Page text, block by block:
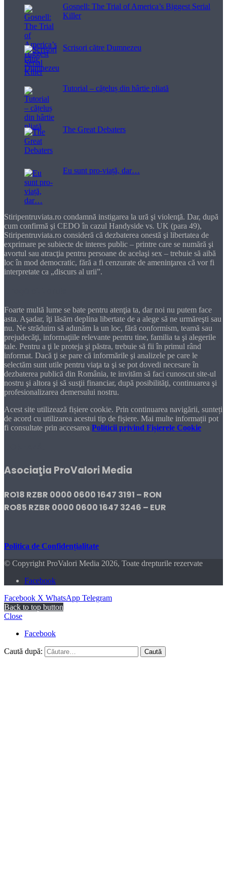
Gosnell: The Trial of America’s Biggest Serial
Killer
Scrisori către Dumnezeu
Tutorial – cățeluș din hârtie pliată
The Great Debaters
Eu sunt pro-viață, dar…
Stiripentruviata.ro condamnă instigarea la ură şi violenţă. Dar, după
cum confirmă şi CEDO în cazul Handyside vs. UK (para 49),
Stiripentruviata.ro consideră că dezbaterea onestă şi libertatea de
exprimare pe subiecte de interes public – printre care se numără şi
avortul sau atracţia pentru persoane de acelaşi sex – trebuie să aibă
loc în mod democratic, fără a fi cenzurate de ameninţarea că vor fi
interpretate ca „discurs al urii”.
Foarte multă lume se bate pentru atenţia ta, dar noi nu putem face
asta. Aşadar, îţi lăsăm deplina libertate de a alege să ne urmăreşti sau
nu. Ne străduim să adunăm la un loc, fără conformism, teamă sau
prejudecăţi, informaţiile relevante pentru tine, familia ta şi alegerile
tale. Pentru a ţi le proteja şi păstra, trebuie să fii în primul rând
informat. Dacă ţi se pare că informările şi analizele pe care le
selectăm sunt utile pentru viaţa ta şi se pot dovedi necesare în
dezbaterea publică din România, te invităm să faci cunoscut site-ul
nostru şi altora şi să susţii financiar, după posibilităţi, continuarea şi
profesionalizarea demersului nostru.
Acest site utilizează fișiere cookie. Prin continuarea navigării, sunteți
de acord cu utilizarea acestui tip de fișiere. Mai multe informații pot
fi consultate prin accesarea Politicii privind Fișierele Cookie
Asociaţia ProValori Media
RO18 RZBR 0000 0600 1647 3191 – RON
RO85 RZBR 0000 0600 1647 3246 – EUR
Politica de Confidențialitate
© Copyright ProValori Media 2026, Toate drepturile rezervate
Facebook
Facebook X WhatsApp Telegram
Back to top button
Close
Facebook
Caută după: